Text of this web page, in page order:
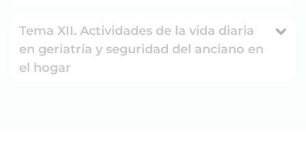
Tema XII. Actividades de la vida diaria
en geriatría y seguridad del anciano en
el hogar